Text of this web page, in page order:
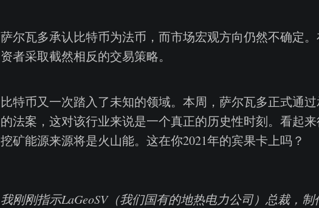
萨尔瓦多承认比特币为法币，而市场宏观方向仍然不确定
资者采取截然相反的交易策略。
比特币又一次踏入了未知的领域。本周，萨尔瓦多正式通
的法案，这对该行业来说是一个真正的历史性时刻。看起
挖矿能源来源将是火山能。这在你2021年的宾果卡上吗？
我刚刚指示LaGeoSV（我们国有的地热电力公司）总裁，